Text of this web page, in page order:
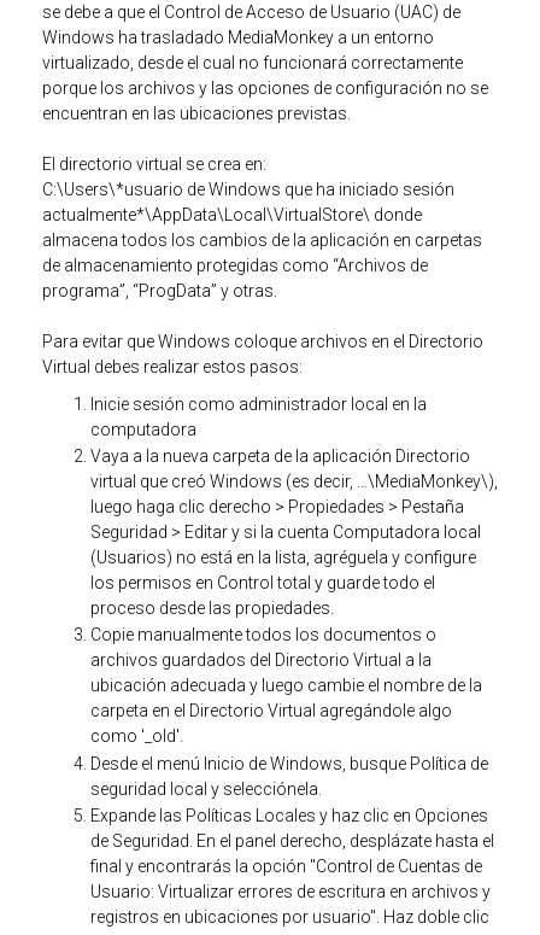
se debe a que el Control de Acceso de Usuario (UAC) de
Windows ha trasladado MediaMonkey a un entorno
virtualizado, desde el cual no funcionará correctamente
porque los archivos y las opciones de configuración no se
encuentran en las ubicaciones previstas.
El directorio virtual se crea en:
C:\Users\*usuario de Windows que ha iniciado sesión
actualmente*\AppData\Local\VirtualStore\ donde
almacena todos los cambios de la aplicación en carpetas
de almacenamiento protegidas como “Archivos de
programa”, “ProgData” y otras.
Para evitar que Windows coloque archivos en el Directorio
Virtual debes realizar estos pasos:
Inicie sesión como administrador local en la
computadora
Vaya a la nueva carpeta de la aplicación Directorio
virtual que creó Windows (es decir, …\MediaMonkey\),
luego haga clic derecho > Propiedades > Pestaña
Seguridad > Editar y si la cuenta Computadora local
(Usuarios) no está en la lista, agréguela y configure
los permisos en Control total y guarde todo el
proceso desde las propiedades.
Copie manualmente todos los documentos o
archivos guardados del Directorio Virtual a la
ubicación adecuada y luego cambie el nombre de la
carpeta en el Directorio Virtual agregándole algo
como '_old'.
Desde el menú Inicio de Windows, busque Política de
seguridad local y selecciónela.
Expande las Políticas Locales y haz clic en Opciones
de Seguridad. En el panel derecho, desplázate hasta el
final y encontrarás la opción "Control de Cuentas de
Usuario: Virtualizar errores de escritura en archivos y
registros en ubicaciones por usuario". Haz doble clic